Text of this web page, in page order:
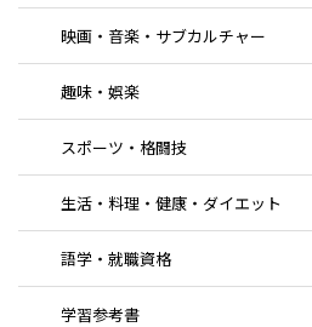
映画・音楽・サブカルチャー
趣味・娯楽
スポーツ・格闘技
生活・料理・健康・ダイエット
語学・就職資格
学習参考書